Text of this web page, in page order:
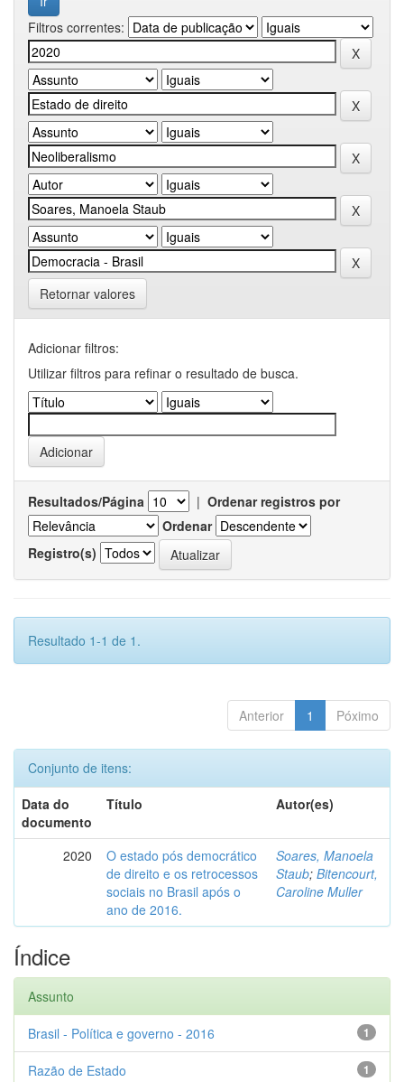
Filtros correntes:
Retornar valores
Adicionar filtros:
Utilizar filtros para refinar o resultado de busca.
Resultados/Página | Ordenar registros por
Ordenar
Registro(s)
Resultado 1-1 de 1.
Anterior 1 Póximo
Conjunto de itens:
Data do
documento
Título Autor(es)
2020
O estado pós democrático
de direito e os retrocessos
sociais no Brasil após o
ano de 2016.
Soares, Manoela
Staub; Bitencourt,
Caroline Muller
Índice
Assunto
1
Brasil - Política e governo - 2016
1
Razão de Estado